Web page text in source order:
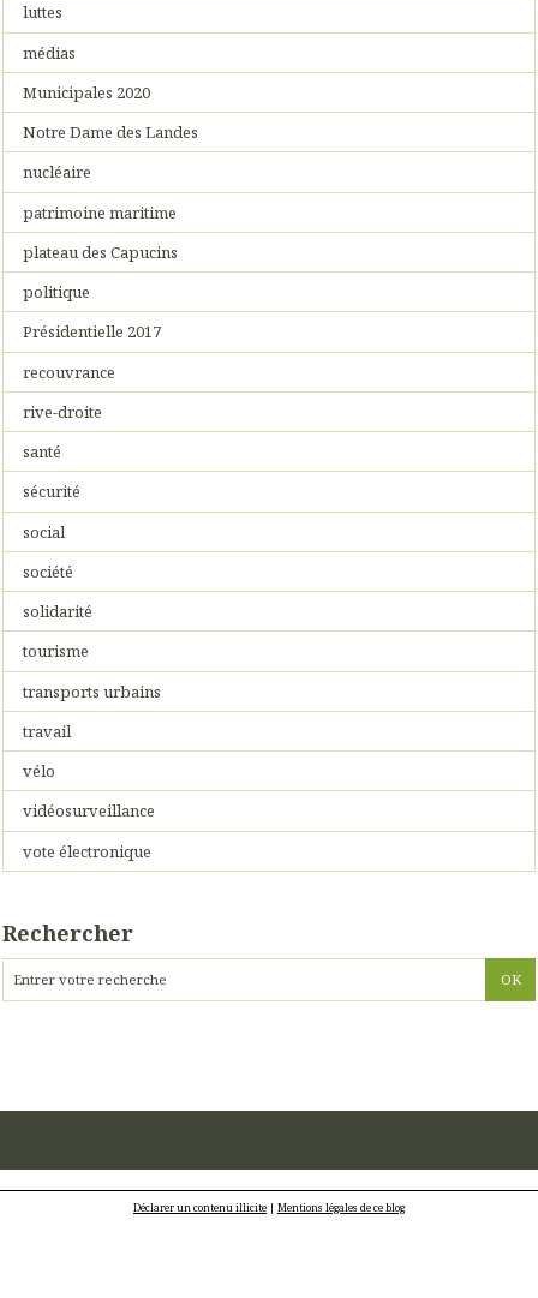
luttes
médias
Municipales 2020
Notre Dame des Landes
nucléaire
patrimoine maritime
plateau des Capucins
politique
Présidentielle 2017
recouvrance
rive-droite
santé
sécurité
social
société
solidarité
tourisme
transports urbains
travail
vélo
vidéosurveillance
vote électronique
Rechercher
Déclarer un contenu illicite | Mentions légales de ce blog